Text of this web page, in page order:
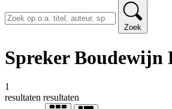
Zoek
Spreker Boudewijn
1
resultaten resultaten